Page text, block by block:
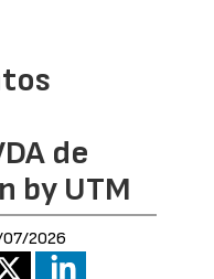
de
by UTM
2026